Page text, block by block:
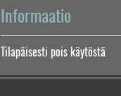
Informaatio
Tilapäisesti pois käytöstä